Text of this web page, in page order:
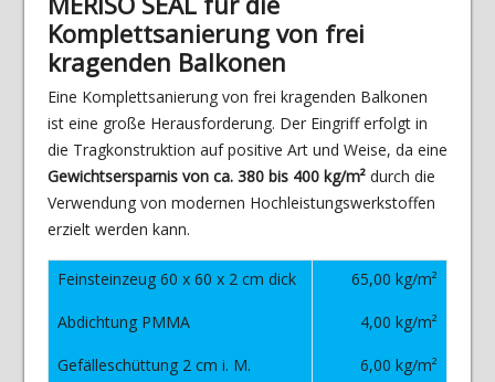
Komplettsanierung von frei
kragenden Balkonen
Eine Komplettsanierung von frei kragenden Balkonen
ist eine große Herausforderung. Der Eingriff erfolgt in
die Tragkonstruktion auf positive Art und Weise, da eine
Gewichtsersparnis von ca. 380 bis 400 kg/m²durch die
Verwendung von modernen Hochleistungswerkstoffen
erzielt werden kann.
Feinsteinzeug 60 x 60 x 2 cm dick
Abdichtung PMMA
Gefälleschüttung 2 cm i. M.
65,00 kg/m²
4,00 kg/m²
6,00 kg/m²